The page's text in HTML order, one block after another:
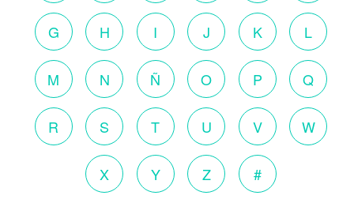
G H I J K L
M N Ñ O P Q
R S T U V W
X Y Z #